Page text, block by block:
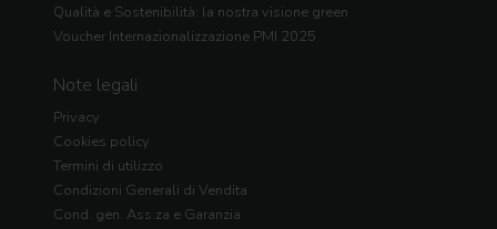
Qualità e Sostenibilità: la nostra visione green
Voucher Internazionalizzazione PMI 2025
Note legali
Privacy
Cookies policy
Termini di utilizzo
Condizioni Generali di Vendita
Cond. gen. Ass.za e Garanzia